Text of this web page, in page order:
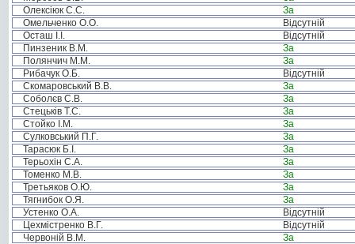
Олексіюк С.С.
За
Омельченко О.О.
Відсутній
Осташ І.І.
Відсутній
Пинзеник В.М.
За
Полянчич М.М.
За
Рибачук О.Б.
Відсутній
Скомаровський В.В.
За
Соболєв С.В.
За
Стецьків Т.С.
За
Стойко І.М.
За
Сулковський П.Г.
За
Тарасюк Б.І.
За
Терьохін С.А.
За
Томенко М.В.
За
Третьяков О.Ю.
За
Тягнибок О.Я.
За
Устенко О.А.
Відсутній
Цехмістренко В.Г.
Відсутній
Червоній В.М.
За